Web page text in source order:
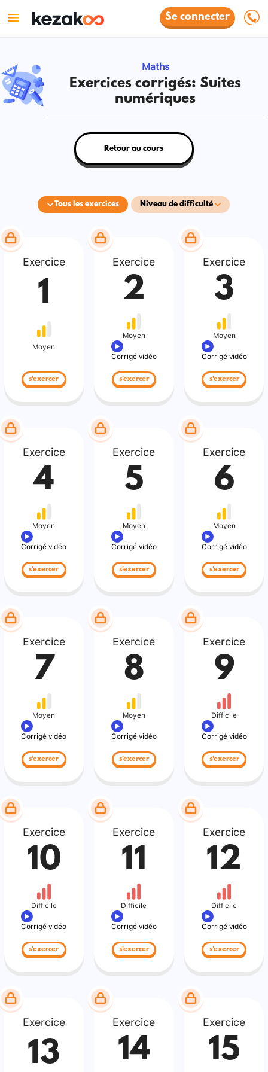
Se connecter
Maths
Exercices corrigés: Suites
numériques
Tous les exercices Niveau de difficulté
Retour au cours
Exercice
1
Moyen
s'exercer
Exercice
2
Moyen
Corrigé vidéo
s'exercer
Exercice
3
Moyen
Corrigé vidéo
s'exercer
Exercice
4
Moyen
Corrigé vidéo
s'exercer
Exercice
5
Moyen
Corrigé vidéo
s'exercer
Exercice
6
Moyen
Corrigé vidéo
s'exercer
Exercice
7
Moyen
Corrigé vidéo
s'exercer
Exercice
8
Moyen
Corrigé vidéo
s'exercer
Exercice
9
Difficile
Corrigé vidéo
s'exercer
Exercice
10
Difficile
Corrigé vidéo
s'exercer
Exercice
11
Difficile
Corrigé vidéo
s'exercer
Exercice
12
Difficile
Corrigé vidéo
s'exercer
Exercice
13
Exercice
14
Exercice
15